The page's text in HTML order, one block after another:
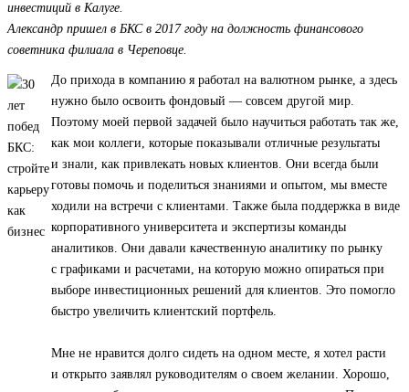
инвестиций в Калуге.
Александр пришел в БКС в 2017 году на должность финансового
советника филиала в Череповце.
До прихода в компанию я работал на валютном рынке, а здесь
нужно было освоить фондовый — совсем другой мир.
Поэтому моей первой задачей было научиться работать так же,
как мои коллеги, которые показывали отличные результаты
и знали, как привлекать новых клиентов. Они всегда были
готовы помочь и поделиться знаниями и опытом, мы вместе
ходили на встречи с клиентами. Также была поддержка в виде
корпоративного университета и экспертизы команды
аналитиков. Они давали качественную аналитику по рынку
с графиками и расчетами, на которую можно опираться при
выборе инвестиционных решений для клиентов. Это помогло
быстро увеличить клиентский портфель.
Мне не нравится долго сидеть на одном месте, я хотел расти
и открыто заявлял руководителям о своем желании. Хорошо,